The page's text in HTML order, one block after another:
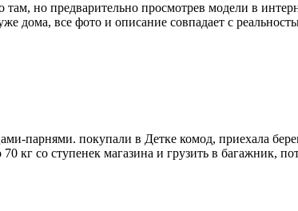
там, но предварительно просмотрев модели в
дома, все фото и описание совпадает с
парнями. покупали в Детке комод, приехала
кг со ступенек магазина и грузить в багажник,